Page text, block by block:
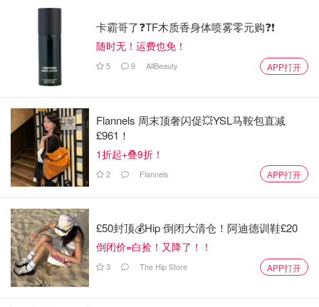
卡霸哥了❓TF木质香身体喷雾零元购❓❗
随时无！运费也免！
5 9 AllBeauty APP打开
Flannels 周末顶奢闪促💥YSL马鞍包直减
£961！
1折起+叠9折！
2 Flannels APP打开
£50封顶💰Hip 倒闭大清仓！阿迪德训鞋£20
倒闭价=白捡！又降了！！
3 The Hip Store APP打开